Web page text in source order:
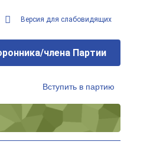
Версия для слабовидящих
члена Партии
Вступить в партию